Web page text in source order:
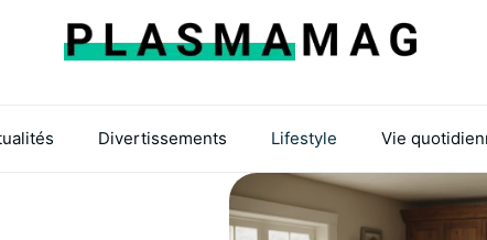
Divertissements Lifestyle Vie